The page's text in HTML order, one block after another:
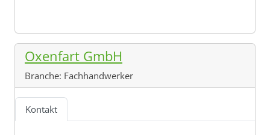
Oxenfart GmbH
Branche: Fachhandwerker
Kontakt